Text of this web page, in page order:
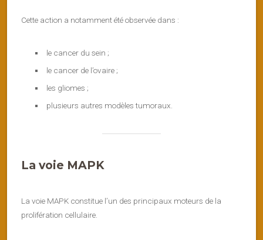
Cette action a notamment été observée dans :
le cancer du sein ;
le cancer de l’ovaire ;
les gliomes ;
plusieurs autres modèles tumoraux.
La voie MAPK
La voie MAPK constitue l’un des principaux moteurs de la
prolifération cellulaire.